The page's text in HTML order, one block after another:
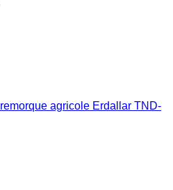
remorque agricole Erdallar TND-